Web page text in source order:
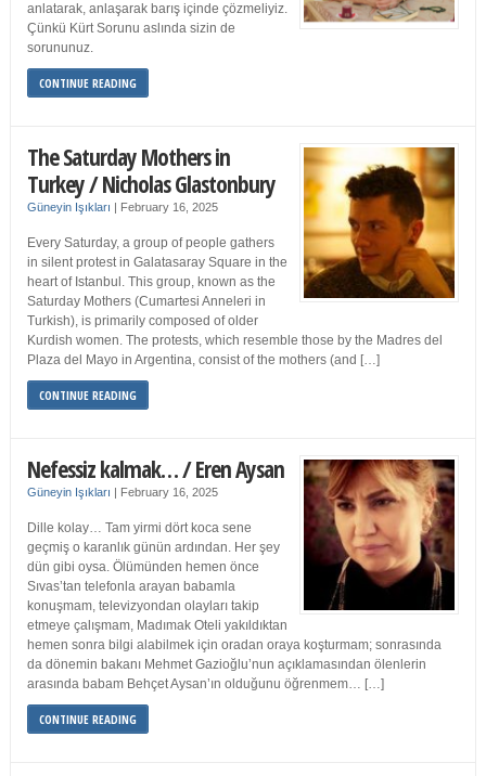
anlatarak, anlaşarak barış içinde çözmeliyiz.
Çünkü Kürt Sorunu aslında sizin de
sorununuz.
CONTINUE READING
The Saturday Mothers in
Turkey / Nicholas Glastonbury
Güneyin Işıkları | February 16, 2025
Every Saturday, a group of people gathers
in silent protest in Galatasaray Square in the
heart of Istanbul. This group, known as the
Saturday Mothers (Cumartesi Anneleri in
Turkish), is primarily composed of older
Kurdish women. The protests, which resemble those by the Madres del
Plaza del Mayo in Argentina, consist of the mothers (and […]
CONTINUE READING
Nefessiz kalmak… / Eren Aysan
Güneyin Işıkları | February 16, 2025
Dille kolay… Tam yirmi dört koca sene
geçmiş o karanlık günün ardından. Her şey
dün gibi oysa. Ölümünden hemen önce
Sıvas’tan telefonla arayan babamla
konuşmam, televizyondan olayları takip
etmeye çalışmam, Madımak Oteli yakıldıktan
hemen sonra bilgi alabilmek için oradan oraya koşturmam; sonrasında
da dönemin bakanı Mehmet Gazioğlu’nun açıklamasından ölenlerin
arasında babam Behçet Aysan’ın olduğunu öğrenmem… […]
CONTINUE READING